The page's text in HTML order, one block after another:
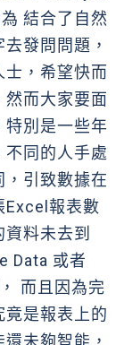
結合了自然
發問問題，
，希望快而
而大家要面
特別是一些年
同的人手處
引致數據在
Excel報表數
料未去到
Data 或者
而且因為完
是報表上的